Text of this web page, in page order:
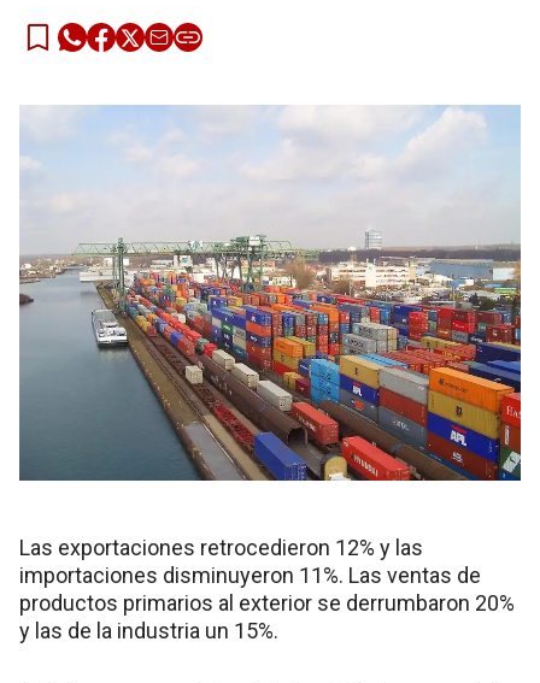
Las exportaciones retrocedieron 12% y las
importaciones disminuyeron 11%. Las ventas de
productos primarios al exterior se derrumbaron 20%
y las de la industria un 15%.